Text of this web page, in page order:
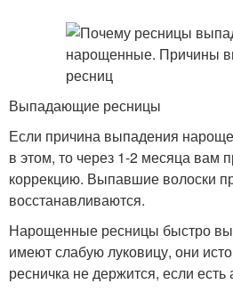
Выпадающие ресницы
Если причина выпадения
в этом, то через 1-2 месяца вам
коррекцию. Выпавшие волоски
восстанавливаются.
Нарощенные ресницы быстро
имеют слабую луковицу, они
ресничка не держится, если есть